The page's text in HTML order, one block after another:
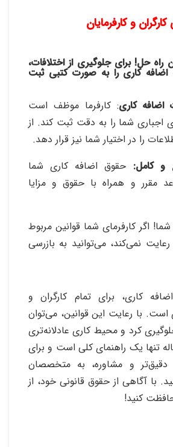
و کارفرمایان
راه حل! برای جلوگیری از اختلافات،
اضافه کاری را به صورت کتبی ثبت
کاری: کارفرما موظف است
اجباری شما را به دقت ثبت کند. از
را در اختیار شما نیز قرار دهد.
و کامل: حقوق اضافه کاری شما
مقرر و همراه با حقوق و مزایا
اگر کارفرمای شما قوانین مربوط
نمی‌کند، می‌توانید به بازرسی
کاری، برای تمام کارگران و
است. با رعایت این قوانین، می‌توان
کرد و محیط کاری عادلانه‌تری
تنها یک راهنمای کلی است و برای
دقیق‌تر و مشاوره، به متخصصان
با آگاهی از حقوق قانونی خود، از
کنید!